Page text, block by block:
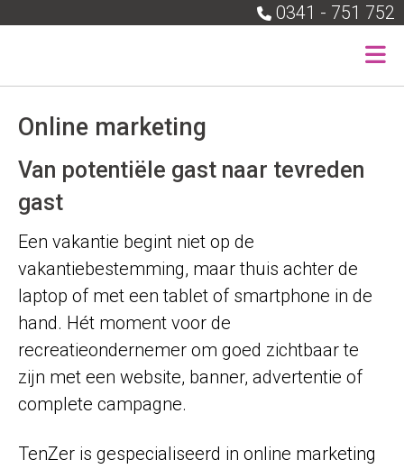
0341 - 751 752
Online marketing
Van potentiële gast naar tevreden
gast
Een vakantie begint niet op de
vakantiebestemming, maar thuis achter de
laptop of met een tablet of smartphone in de
hand. Hét moment voor de
recreatieondernemer om goed zichtbaar te
zijn met een website, banner, advertentie of
complete campagne.
TenZer is gespecialiseerd in online marketing